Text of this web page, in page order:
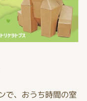
で、おうち時間の室